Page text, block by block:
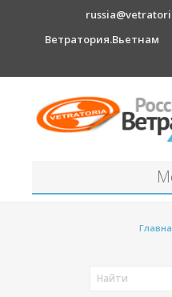
Ветратория.Вьетнам